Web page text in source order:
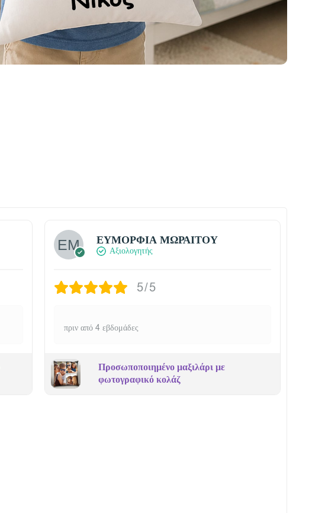
ΕΥΜΟΡΦΙΑ ΜΩΡΑΙΤΟΥ
Αξιολογητής
5/5
πριν από 4 εβδομάδες
Προσωποποιημένο μαξιλάρι με
φωτογραφικό κολάζ